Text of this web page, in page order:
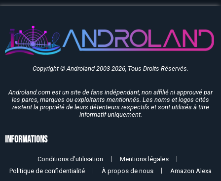
Copyright © Androland 2003-2026, Tous Droits Réservés.
Androland.com est un site de fans indépendant, non affilié ni approuvé par
les parcs, marques ou exploitants mentionnés. Les noms et logos cités
restent la propriété de leurs détenteurs respectifs et sont utilisés à titre
informatif uniquement.
Informations
Conditions d’utilisation
Mentions légales
Politique de confidentialité
À propos de nous Amazon Alexa